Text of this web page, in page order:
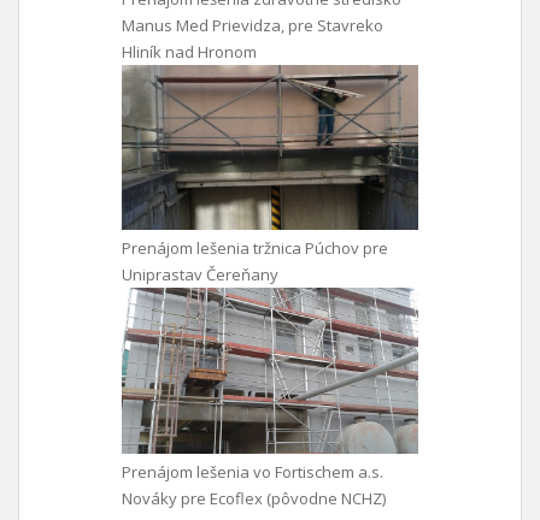
Manus Med Prievidza, pre Stavreko
Hliník nad Hronom
Prenájom lešenia tržnica Púchov pre
Uniprastav Čereňany
Prenájom lešenia vo Fortischem a.s.
Nováky pre Ecoflex (pôvodne NCHZ)